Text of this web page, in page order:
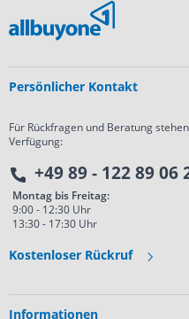
Persönlicher Kontakt
Für Rückfragen und Beratung
Verfügung:
+49 89 - 122 89 06
Montag bis Freitag:
9:00 - 12:30 Uhr
13:30 - 17:30 Uhr
Kostenloser Rückruf
Informationen